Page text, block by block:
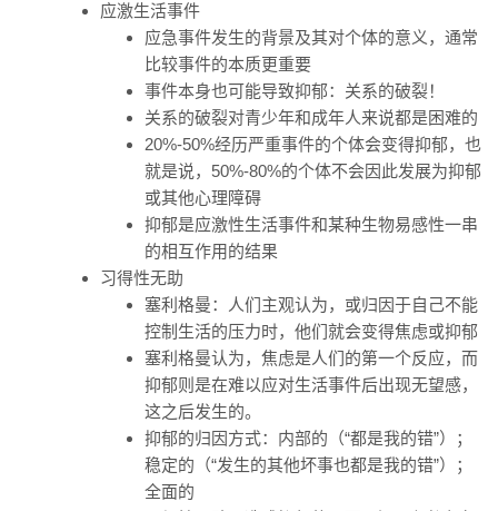
应激生活事件
应急事件发生的背景及其对个体的意义，通常
比较事件的本质更重要
事件本身也可能导致抑郁：关系的破裂！
关系的破裂对青少年和成年人来说都是困难的
20%-50%经历严重事件的个体会变得抑郁，也
就是说，50%-80%的个体不会因此发展为抑郁
或其他心理障碍
抑郁是应激性生活事件和某种生物易感性一串
的相互作用的结果
习得性无助
塞利格曼：人们主观认为，或归因于自己不能
控制生活的压力时，他们就会变得焦虑或抑郁
塞利格曼认为，焦虑是人们的第一个反应，而
抑郁则是在难以应对生活事件后出现无望感，
这之后发生的。
抑郁的归因方式：内部的（“都是我的错”）；
稳定的（“发生的其他坏事也都是我的错”）；
全面的